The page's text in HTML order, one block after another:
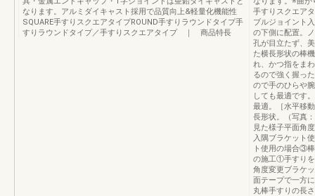
なります。アルミダイキャスト採用で品質向上&軽量化機能性
SQUARE手すりスクエアタイプROUND手すりラウンドタイプ手
すりラウンドタイプ／手すりスクエアタイプ ｜ 商品特長
手すりスクエア
ブルジョイント
の下側に配置。
孔が目立たず、
た横長形状の棒
れ、かつ指をま
るので強く握っ
ので手のひらや
しても最適です
最適。［水平移
長形状。（写真
見た様子平面角
入隅ブラケット
ト使用の場合③
の施工①手すり
角度変更ブラケ
面テープで一方
丸棒手すりの長さ